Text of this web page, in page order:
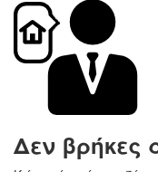
Δεν βρήκες